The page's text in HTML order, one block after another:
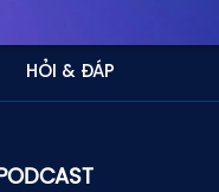
HỎI & ĐÁP